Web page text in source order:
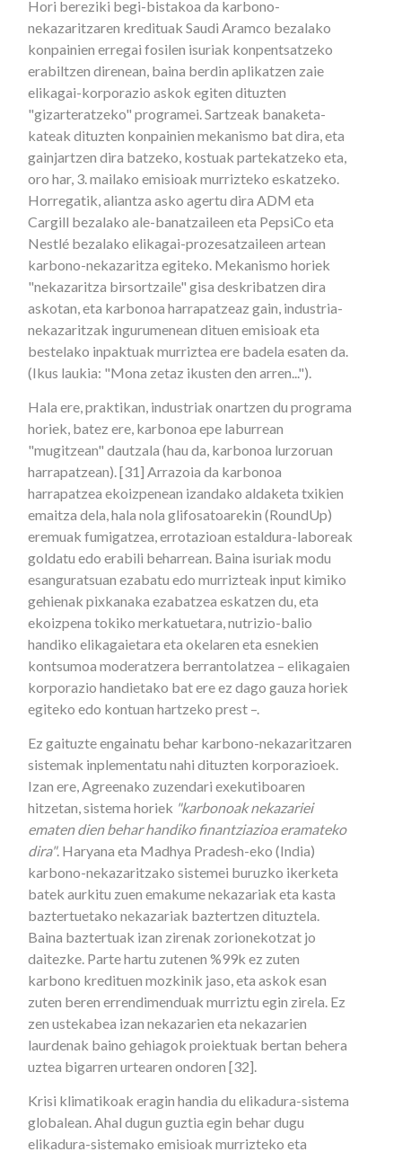
Hori bereziki begi-bistakoa da karbono-
nekazaritzaren kredituak Saudi Aramco bezalako
konpainien erregai fosilen isuriak konpentsatzeko
erabiltzen direnean, baina berdin aplikatzen zaie
elikagai-korporazio askok egiten dituzten
"gizarteratzeko" programei. Sartzeak banaketa-
kateak dituzten konpainien mekanismo bat dira, eta
gainjartzen dira batzeko, kostuak partekatzeko eta,
oro har, 3. mailako emisioak murrizteko eskatzeko.
Horregatik, aliantza asko agertu dira ADM eta
Cargill bezalako ale-banatzaileen eta PepsiCo eta
Nestlé bezalako elikagai-prozesatzaileen artean
karbono-nekazaritza egiteko. Mekanismo horiek
"nekazaritza birsortzaile" gisa deskribatzen dira
askotan, eta karbonoa harrapatzeaz gain, industria-
nekazaritzak ingurumenean dituen emisioak eta
bestelako inpaktuak murriztea ere badela esaten da.
(Ikus laukia: "Mona zetaz ikusten den arren...").
Hala ere, praktikan, industriak onartzen du programa
horiek, batez ere, karbonoa epe laburrean
"mugitzean" dautzala (hau da, karbonoa lurzoruan
harrapatzean). [31] Arrazoia da karbonoa
harrapatzea ekoizpenean izandako aldaketa txikien
emaitza dela, hala nola glifosatoarekin (RoundUp)
eremuak fumigatzea, errotazioan estaldura-laboreak
goldatu edo erabili beharrean. Baina isuriak modu
esanguratsuan ezabatu edo murrizteak input kimiko
gehienak pixkanaka ezabatzea eskatzen du, eta
ekoizpena tokiko merkatuetara, nutrizio-balio
handiko elikagaietara eta okelaren eta esnekien
kontsumoa moderatzera berrantolatzea – elikagaien
korporazio handietako bat ere ez dago gauza horiek
egiteko edo kontuan hartzeko prest –.
Ez gaituzte engainatu behar karbono-nekazaritzaren
sistemak inplementatu nahi dituzten korporazioek.
Izan ere, Agreenako zuzendari exekutiboaren
hitzetan, sistema horiek "karbonoak nekazariei
ematen dien behar handiko finantziazioa eramateko
dira". Haryana eta Madhya Pradesh-eko (India)
karbono-nekazaritzako sistemei buruzko ikerketa
batek aurkitu zuen emakume nekazariak eta kasta
baztertuetako nekazariak baztertzen dituztela.
Baina baztertuak izan zirenak zorionekotzat jo
daitezke. Parte hartu zutenen %99k ez zuten
karbono kredituen mozkinik jaso, eta askok esan
zuten beren errendimenduak murriztu egin zirela. Ez
zen ustekabea izan nekazarien eta nekazarien
laurdenak baino gehiagok proiektuak bertan behera
uztea bigarren urtearen ondoren [32].
Krisi klimatikoak eragin handia du elikadura-sistema
globalean. Ahal dugun guztia egin behar dugu
elikadura-sistemako emisioak murrizteko eta